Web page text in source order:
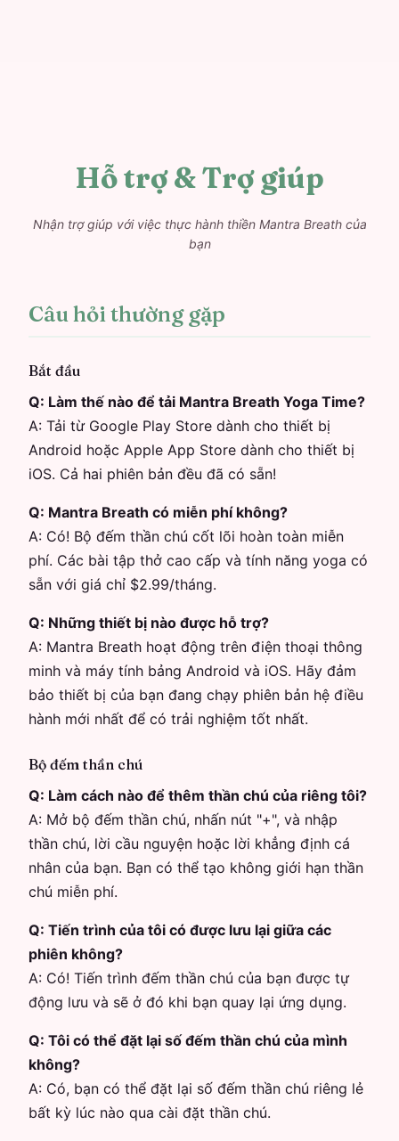
Hỗ trợ & Trợ giúp
Nhận trợ giúp với việc thực hành thiền Mantra Breath của
bạn
Câu hỏi thường gặp
Bắt đầu
Q: Làm thế nào để tải Mantra Breath Yoga Time?
A: Tải từ Google Play Store dành cho thiết bị
Android hoặc Apple App Store dành cho thiết bị
iOS. Cả hai phiên bản đều đã có sẵn!
Q: Mantra Breath có miễn phí không?
A: Có! Bộ đếm thần chú cốt lõi hoàn toàn miễn
phí. Các bài tập thở cao cấp và tính năng yoga có
sẵn với giá chỉ $2.99/tháng.
Q: Những thiết bị nào được hỗ trợ?
A: Mantra Breath hoạt động trên điện thoại thông
minh và máy tính bảng Android và iOS. Hãy đảm
bảo thiết bị của bạn đang chạy phiên bản hệ điều
hành mới nhất để có trải nghiệm tốt nhất.
Bộ đếm thần chú
Q: Làm cách nào để thêm thần chú của riêng tôi?
A: Mở bộ đếm thần chú, nhấn nút "+", và nhập
thần chú, lời cầu nguyện hoặc lời khẳng định cá
nhân của bạn. Bạn có thể tạo không giới hạn thần
chú miễn phí.
Q: Tiến trình của tôi có được lưu lại giữa các
phiên không?
A: Có! Tiến trình đếm thần chú của bạn được tự
động lưu và sẽ ở đó khi bạn quay lại ứng dụng.
Q: Tôi có thể đặt lại số đếm thần chú của mình
không?
A: Có, bạn có thể đặt lại số đếm thần chú riêng lẻ
bất kỳ lúc nào qua cài đặt thần chú.